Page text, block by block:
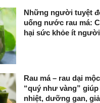
Những người tuyệt
uống nước rau má:
hại sức khỏe ít
Rau má – rau dại
“quý như vàng”
nhiệt, dưỡng gan,